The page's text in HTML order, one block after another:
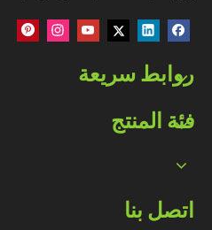
روابط سريعة
فئة المنتج
اتصل بنا